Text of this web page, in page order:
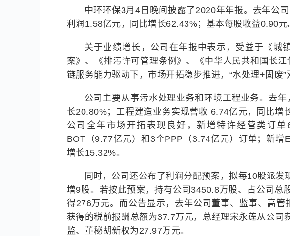
中环环保3月4日晚间披露了2020年年报。去年公
利润1.58亿元，同比增长62.43%；基本每股收益0.90元
关于业绩增长，公司在年报中表示，受益于《城
案》、《排污许可管理条例》、《中华人民共和国长
链服务能力驱动下，市场开拓稳步推进，“水处理+固废”
公司主要从事污水处理业务和环境工程业务。去
长20.80%；工程建造业务实现营收 6.74亿元，同比增
公司全年市场开拓表现良好，新增特许经营类订
BOT（9.77亿元）和3个PPP（3.74亿元）订单；新
增长15.32%。
同时，公司还公布了利润分配预案，拟每10股派
增9股。若按此预案，持有公司3450.8万股、占公司总
得276万元。而公告显示，去年公司董事、监事、高管
获得的税前报酬总额为37.7万元，总经理宋永莲从公司
监、董秘胡新权为27.97万元。